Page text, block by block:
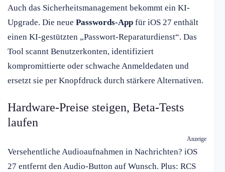
Auch das Sicherheitsmanagement bekommt ein KI-
Upgrade. Die neue Passwords-App für iOS 27 enthält
einen KI-gestützten „Passwort-Reparaturdienst“. Das
Tool scannt Benutzerkonten, identifiziert
kompromittierte oder schwache Anmeldedaten und
ersetzt sie per Knopfdruck durch stärkere Alternativen.
Hardware-Preise steigen, Beta-Tests
laufen
Anzeige
Versehentliche Audioaufnahmen in Nachrichten? iOS
27 entfernt den Audio-Button auf Wunsch. Plus: RCS